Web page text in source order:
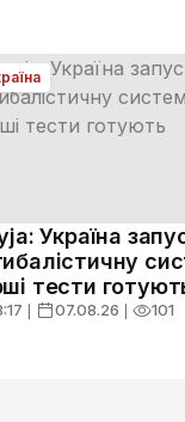
Україна
тести
❘ 07.08.26 ❘ 101